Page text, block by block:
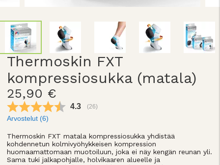
Thermoskin FXT
kompressiosukka (matala)
25,90 €
Keskimääräinen luokitus:
4.3 (äänet:
26)
Arvostelut (6)
Thermoskin FXT matala kompressiosukka yhdistää
kohdennetun kolmivyöhykkeisen kompression
huomaamattomaan muotoiluun, joka ei näy kengän reunan yli.
Sama tuki jalkapohjalle, holvikaaren alueelle ja